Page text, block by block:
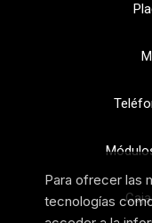
Para ofrecer las
tecnologías